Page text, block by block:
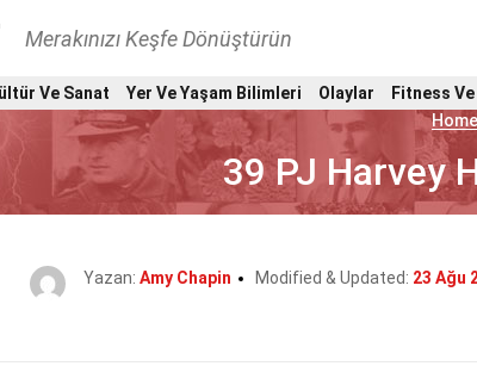
Merakınızı Keşfe Dönüştürün
Ve Sanat Yer Ve Yaşam Bilimleri Olaylar Fitness Ve
Home
39 PJ Harvey
Yazan: Amy Chapin Modified & Updated: 23 Ağu